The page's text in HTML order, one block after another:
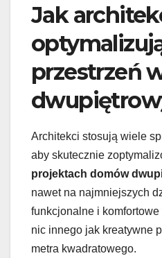
Jak
przestrzeń
Architekci stosują wiele
aby skutecznie
projektach domów
nawet na najmniejszych
funkcjonalne i
nic innego jak kreatywne
metra kwadratowego.